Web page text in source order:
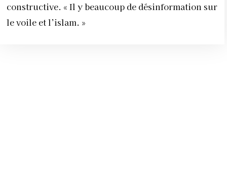
constructive. « Il y beaucoup de désinformation sur
le voile et l’islam. »